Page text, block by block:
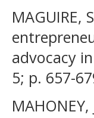
MAGUIRE,
advocacy
5; p. 657-